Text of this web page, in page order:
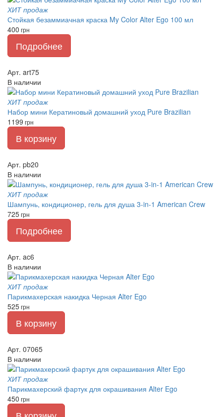
ХИТ продаж
Стойкая безаммиачная краска My Color Alter Ego 100 мл
400 грн
Подробнее
Арт. art75
В наличии
ХИТ продаж
Набор мини Кератиновый домашний уход Pure Brazilian
1199 грн
В корзину
Арт. pb20
В наличии
ХИТ продаж
Шампунь, кондиционер, гель для душа 3-in-1 American Crew
725грн
Подробнее
Арт. ac6
В наличии
ХИТ продаж
Парикмахерская накидка Черная Alter Ego
525грн
В корзину
Арт. 07065
В наличии
ХИТ продаж
Парикмахерский фартук для окрашивания Alter Ego
450 грн